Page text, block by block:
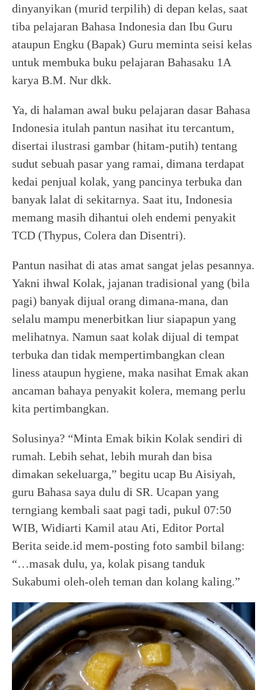
dinyanyikan (murid terpilih) di depan kelas, saat
tiba pelajaran Bahasa Indonesia dan Ibu Guru
ataupun Engku (Bapak) Guru meminta seisi kelas
untuk membuka buku pelajaran Bahasaku 1A
karya B.M. Nur dkk.
Ya, di halaman awal buku pelajaran dasar Bahasa
Indonesia itulah pantun nasihat itu tercantum,
disertai ilustrasi gambar (hitam-putih) tentang
sudut sebuah pasar yang ramai, dimana terdapat
kedai penjual kolak, yang pancinya terbuka dan
banyak lalat di sekitarnya. Saat itu, Indonesia
memang masih dihantui oleh endemi penyakit
TCD (Thypus, Colera dan Disentri).
Pantun nasihat di atas amat sangat jelas pesannya.
Yakni ihwal Kolak, jajanan tradisional yang (bila
pagi) banyak dijual orang dimana-mana, dan
selalu mampu menerbitkan liur siapapun yang
melihatnya. Namun saat kolak dijual di tempat
terbuka dan tidak mempertimbangkan clean
liness ataupun hygiene, maka nasihat Emak akan
ancaman bahaya penyakit kolera, memang perlu
kita pertimbangkan.
Solusinya? “Minta Emak bikin Kolak sendiri di
rumah. Lebih sehat, lebih murah dan bisa
dimakan sekeluarga,” begitu ucap Bu Aisiyah,
guru Bahasa saya dulu di SR. Ucapan yang
terngiang kembali saat pagi tadi, pukul 07:50
WIB, Widiarti Kamil atau Ati, Editor Portal
Berita seide.id mem-posting foto sambil bilang:
“…masak dulu, ya, kolak pisang tanduk
Sukabumi oleh-oleh teman dan kolang kaling.”